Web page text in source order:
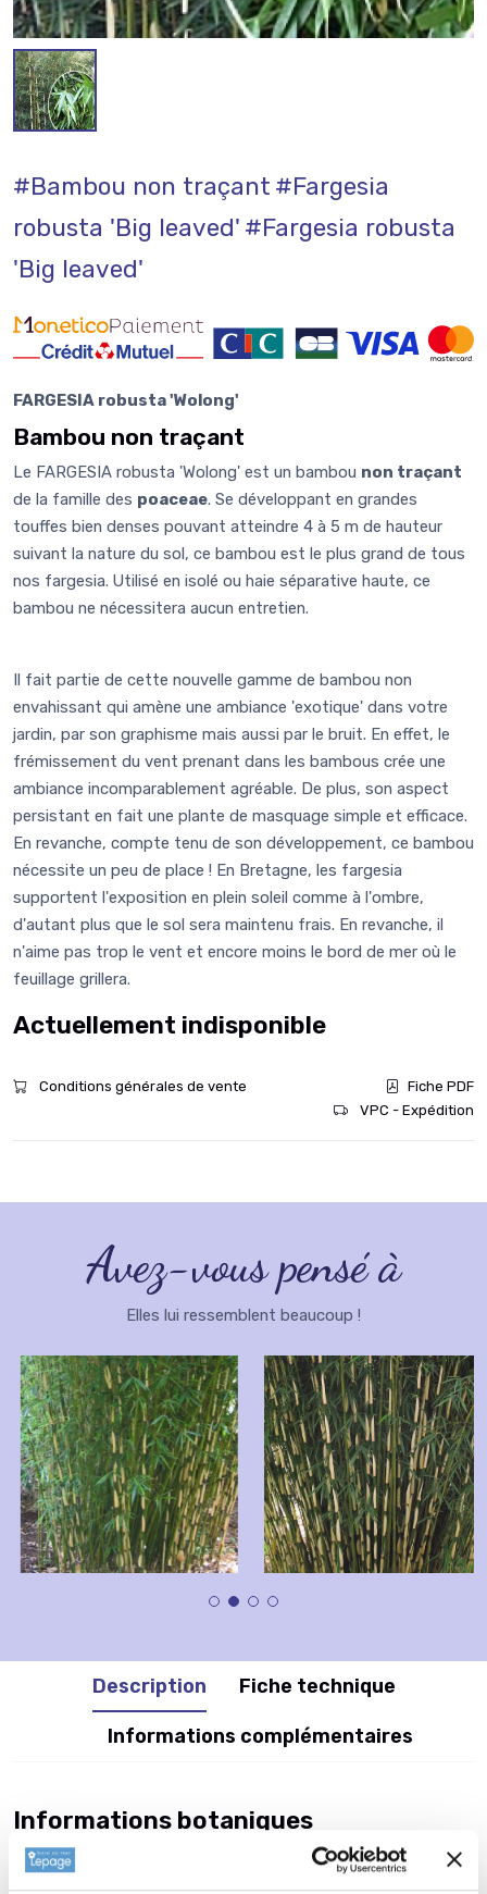
#Bambou non traçant #Fargesia
robusta 'Big leaved' #Fargesia robusta
'Big leaved'
FARGESIA robusta 'Wolong'
Bambou non traçant
Le FARGESIA robusta 'Wolong' est un bambou non traçant
de la famille des poaceae. Se développant en grandes
touffes bien denses pouvant atteindre 4 à 5 m de hauteur
suivant la nature du sol, ce bambou est le plus grand de tous
nos fargesia. Utilisé en isolé ou haie séparative haute, ce
bambou ne nécessitera aucun entretien.
Il fait partie de cette nouvelle gamme de bambou non
envahissant qui amène une ambiance 'exotique' dans votre
jardin, par son graphisme mais aussi par le bruit. En effet, le
frémissement du vent prenant dans les bambous crée une
ambiance incomparablement agréable. De plus, son aspect
persistant en fait une plante de masquage simple et efficace.
En revanche, compte tenu de son développement, ce bambou
nécessite un peu de place ! En Bretagne, les fargesia
supportent l'exposition en plein soleil comme à l'ombre,
d'autant plus que le sol sera maintenu frais. En revanche, il
n'aime pas trop le vent et encore moins le bord de mer où le
feuillage grillera.
Actuellement indisponible
Conditions générales de vente
Fiche PDF
VPC - Expédition
Avez-vous pensé à
Elles lui ressemblent beaucoup !
Description Fiche technique
Informations complémentaires
Informations botaniques
Famille : Poaceae